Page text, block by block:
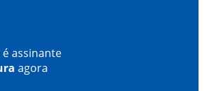
assinante
agora